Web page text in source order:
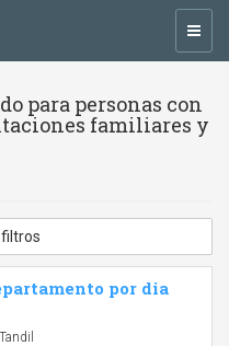
para personas con
familiares y
por dia